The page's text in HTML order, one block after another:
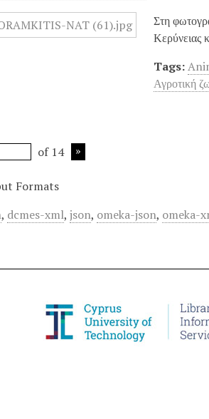
Στη
Κερύνειας
Tags:
Αγροτική
of 14
Formats
, dcmes-xml,json, omeka-json, omeka-